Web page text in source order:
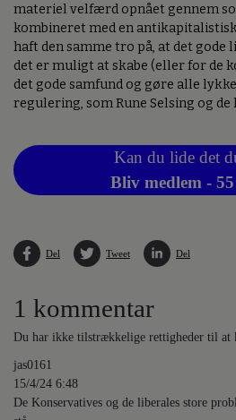
materiel velfærd opnået gennem
kombineret med en
haft den samme tro på, at det gode
det er muligt at skabe (eller for de
det gode samfund og gøre alle
regulering, som Rune Selsing og
Kan du lide det
Bliv medlem -
Del Tweet Del
1 kommentar
Du har ikke tilstrækkelige rettigheder til at
jas0161
15/4/24 6:48
De Konservatives og de liberales store